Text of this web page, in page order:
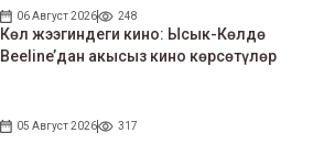
06 Август 2026 248
Көл жээгиндеги кино: Ысык-Көлдө
Beeline’дан акысыз кино көрсөтүлөр
05 Август 2026 317